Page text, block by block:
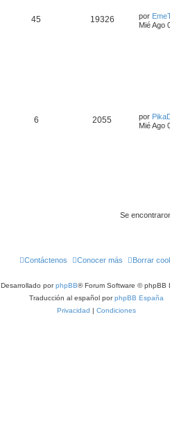
45 19326 por
Mié Ago
6 2055 por
Mié Ago
Se
Borrar
Conocer más
Contáctenos
Desarrollado porphpBB® Forum Software © phpBB
Traducción al español porphpBB España
Privacidad | Condiciones